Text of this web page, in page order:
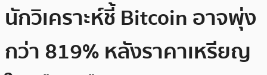
นักวิเคราะห์ชี้ Bitcoin อาจพุ่ง
กว่า 819% หลังราคาเหรียญ